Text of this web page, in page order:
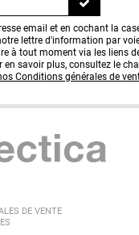
email et en cochant la
lettre d'information par
à tout moment via les liens
savoir plus, consultez le
Conditions générales de
DE VENTE